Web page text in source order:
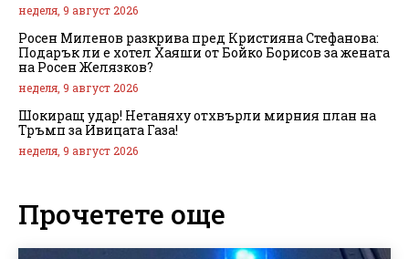
неделя, 9 август 2026
Росен Миленов разкрива пред Кристияна Стефанова:
Подарък ли е хотел Хаяши от Бойко Борисов за жената
на Росен Желязков?
неделя, 9 август 2026
Шокиращ удар! Нетаняху отхвърли мирния план на
Тръмп за Ивицата Газа!
неделя, 9 август 2026
Прочетете още